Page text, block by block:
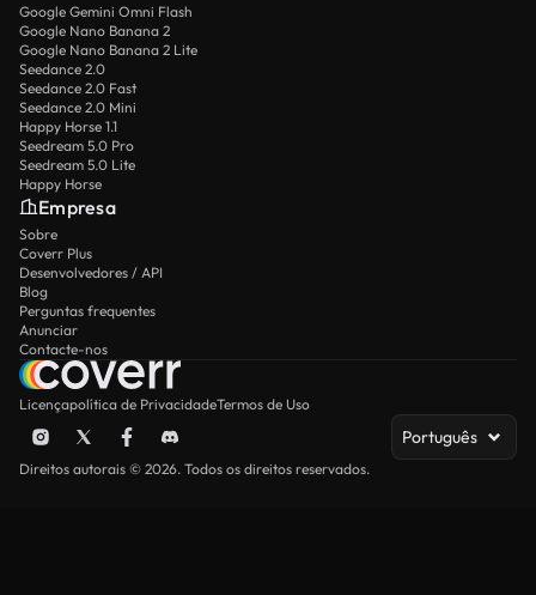
Google Gemini Omni Flash
Google Nano Banana 2
Google Nano Banana 2 Lite
Seedance 2.0
Seedance 2.0 Fast
Seedance 2.0 Mini
Happy Horse 1.1
Seedream 5.0 Pro
Seedream 5.0 Lite
Happy Horse
Empresa
Sobre
Coverr Plus
Desenvolvedores / API
Blog
Perguntas frequentes
Anunciar
Contacte-nos
Licençapolítica de PrivacidadeTermos de Uso
Português
Direitos autorais © 2026. Todos os direitos reservados.